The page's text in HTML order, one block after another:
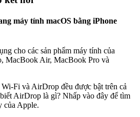
máy tính macOS bằng iPhone
cho các sản phẩm máy tính của
MacBook Air, MacBook Pro và
Fi và AirDrop đều được bật trên cả
AirDrop là gì? Nhấp vào đây để tìm
của Apple.